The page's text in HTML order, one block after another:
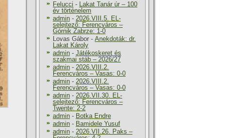
Felucci - Lakat Tanár úr – 100
év történelem
admin - 2026.VIII.5. EL-
selejtező: Ferencváros –
Górnik Zabrze: 1-0
Lovas Gábor - Anekdoták: dr.
Lakat Károly
admin - Játékoskeret és
szakmai stáb – 2026/27
admin - 2026.VIII.2.
Ferencváros – Vasas: 0-0
admin - 2026.VIII.2.
Ferencváros – Vasas: 0-0
admin - 2026.VII.30. EL-
selejtező: Ferencváros –
Twente: 2-2
admin - Botka Endre
admin - Bamidele Yusuf
admin - 2026.VII.26. Paks –